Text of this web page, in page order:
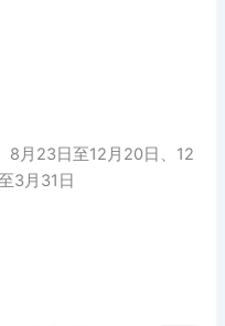
8月23日至12月20日、12
3月31日